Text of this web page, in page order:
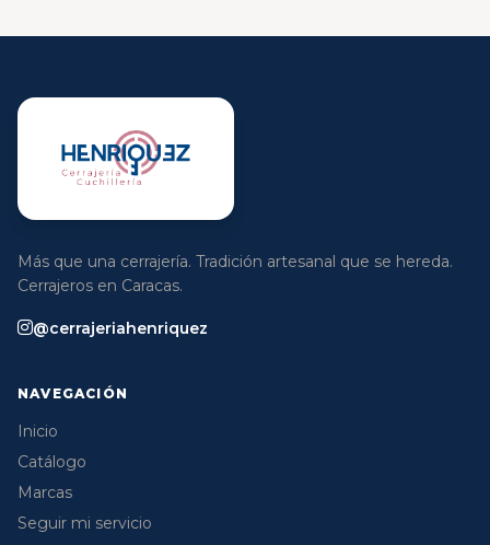
Más que una cerrajería. Tradición artesanal que se hereda.
Cerrajeros en Caracas.
@cerrajeriahenriquez
NAVEGACIÓN
Inicio
Catálogo
Marcas
Seguir mi servicio